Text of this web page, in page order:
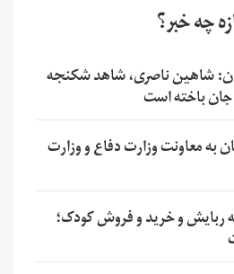
چه خبر؟
شاهین ناصری، شاهد شکنجه
جان باخته است
به معاونت وزارت دفاع و وزارت
و خرید و فروش کودک؛